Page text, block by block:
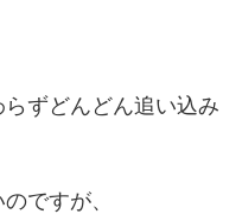
ずどんどん追い込み
ですが、